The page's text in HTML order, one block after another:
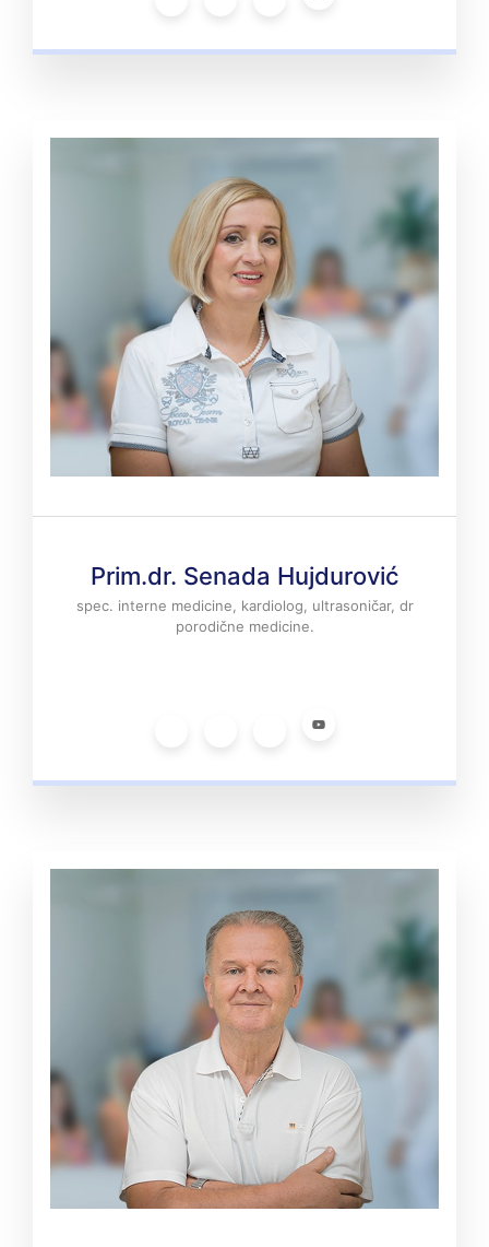
Prim.dr. Senada Hujdurović
spec. interne medicine, kardiolog, ultrasoničar, dr
porodične medicine.